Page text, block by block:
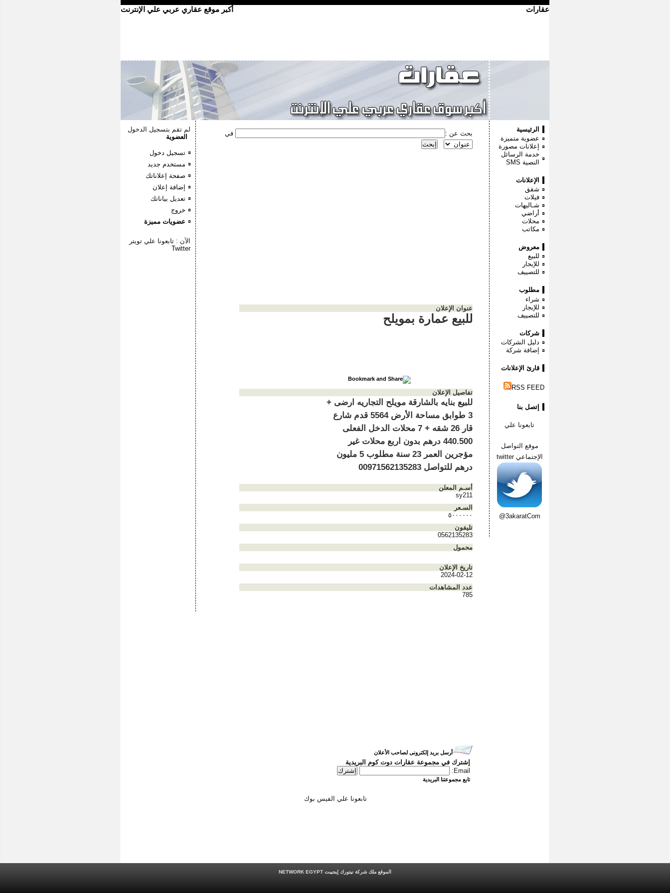
عقارات أكبر موقع عقاري عربي علي الإنترنت
لم تقم بتسجيل الدخول
العضوية
تسجيل دخول
مستخدم جديد
صفحة إعلاناتك
إضافة إعلان
تعديل بياناتك
خروج
عضويات مميزة
الآن : تابعونا علي تويتر
Twitter
بحث عن : في
عنوان الإعلان
للبيع عمارة بمويلح
تفاصيل الإعلان
للبيع بنايه بالشارقة مويلح التجاريه ارضى +
3 طوابق مساحة الأرض 5564 قدم شارع
قار 26 شقه + 7 محلات الدخل الفعلى
440.500 درهم بدون اربع محلات غير
مؤجرين العمر 23 سنة مطلوب 5 مليون
درهم للتواصل 00971562135283
أسـم المعلن
sy211
السـعر
٥٠٠٠٠٠٠
تليفون
0562135283
محمول
تاريخ الإعلان
2024-02-12
عدد المشاهدات
785
أرسل بريد إلكترونى لصاحب الأعلان
إشترك في مجموعة عقارات دوت كوم البريدية
Email:
تابع مجموعتنا البريدية
تابعونا علي الفيس بوك
الرئيسية
عضوية متميزة
إعلانات مصورة
خدمة الرسائل
النصية SMS
الإعلانات
شقق
فيلات
شـاليهات
أراضي
محلات
مكاتب
معروض
للبيع
للإيجار
للتصييف
مطلوب
شراء
للإيجار
للتصييف
شركات
دليل الشركات
إضافة شركة
قارئ الإعلانات
RSS FEED
إتصل بنا
تابعونا علي
موقع التواصل
الإجتماعي twitter
@3akaratCom
الموقع ملك شركة نيتورك إيجيبت NETWORK EGYPT